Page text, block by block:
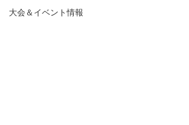
大会＆イベント情報